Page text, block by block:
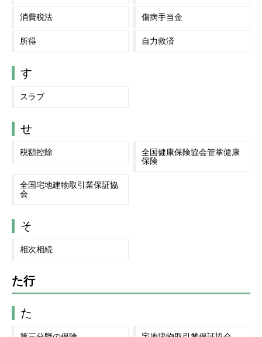
消費税法 傷病手当金
所得 自力救済
す
スラブ
せ
税額控除
全国健康保険協会管掌健康
保険
全国宅地建物取引業保証協
会
そ
相次相続
た行
た